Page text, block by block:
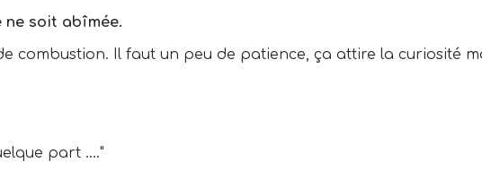
ne soit abîmée.
combustion. Il faut un peu de patience, ça attire la curiosité
part ...."